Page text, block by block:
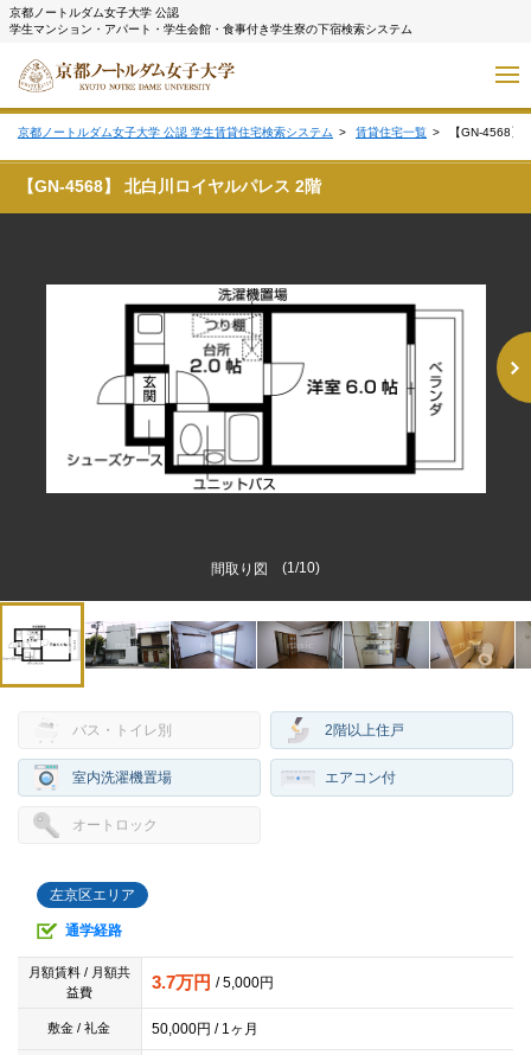
京都ノートルダム女子大学 公認
学生マンション・アパート・学生会館・食事付き学生寮の下宿検索システム
京都ノートルダム女子大学 公認 学生賃貸住宅検索システム 賃貸住宅一覧 【GN-4568】
【GN-4568】 北白川ロイヤルパレス 2階
間取り図 (1 /10)
バス・トイレ別 2階以上住戸
室内洗濯機置場 エアコン付
オートロック
左京区エリア
通学経路
月額賃料 / 月額共
益費
3.7万円 / 5,000円
敷金 / 礼金 50,000円 / 1ヶ月